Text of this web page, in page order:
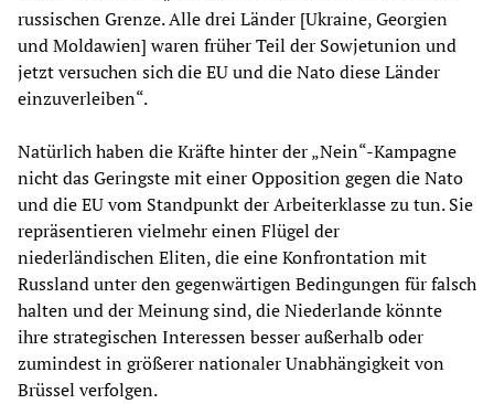
russischen Grenze. Alle drei Länder [Ukraine, Georgien
und Moldawien] waren früher Teil der Sowjetunion und
jetzt versuchen sich die EU und die Nato diese Länder
einzuverleiben“.
Natürlich haben die Kräfte hinter der „Nein“-Kampagne
nicht das Geringste mit einer Opposition gegen die Nato
und die EU vom Standpunkt der Arbeiterklasse zu tun. Sie
repräsentieren vielmehr einen Flügel der
niederländischen Eliten, die eine Konfrontation mit
Russland unter den gegenwärtigen Bedingungen für falsch
halten und der Meinung sind, die Niederlande könnte
ihre strategischen Interessen besser außerhalb oder
zumindest in größerer nationaler Unabhängigkeit von
Brüssel verfolgen.